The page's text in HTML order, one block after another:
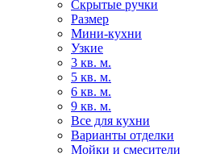
Скрытые ручки
Размер
Мини-кухни
Узкие
3 кв. м.
5 кв. м.
6 кв. м.
9 кв. м.
Все для кухни
Варианты отделки
Мойки и смесители